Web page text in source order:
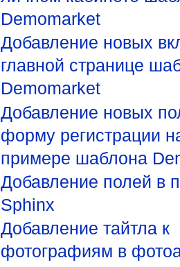
Demomarket
Добавление новых
главной странице
Demomarket
Добавление новых
форму регистрации
примере шаблона
Добавление полей в
Sphinx
Добавление тайтла к
фотографиям в